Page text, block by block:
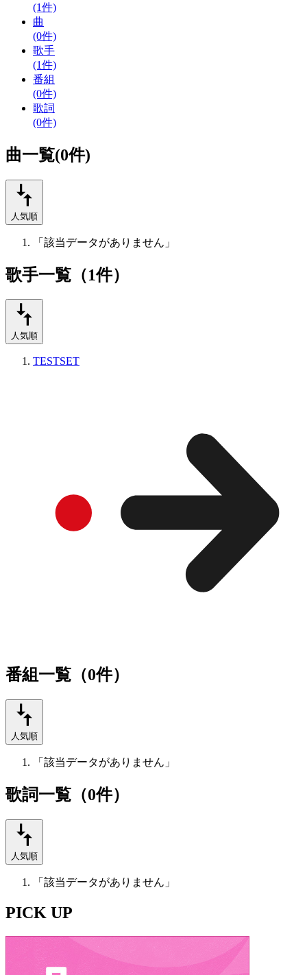
(1件)
曲
(0件)
歌手
(1件)
番組
(0件)
歌詞
(0件)
曲一覧(0件)
人気順
「該当データがありません」
歌手一覧（1件）
人気順
TESTSET
番組一覧（0件）
人気順
「該当データがありません」
歌詞一覧（0件）
人気順
「該当データがありません」
PICK UP